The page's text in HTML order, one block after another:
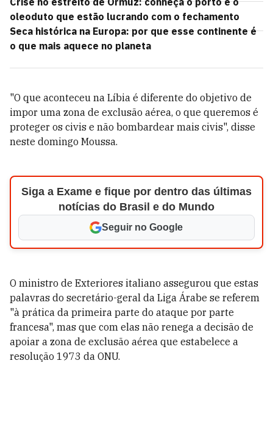
oleoduto que estão lucrando com o fechamento
Seca histórica na Europa: por que esse continente é
o que mais aquece no planeta
"O que aconteceu na Líbia é diferente do objetivo de
impor uma zona de exclusão aérea, o que queremos é
proteger os civis e não bombardear mais civis", disse
neste domingo Moussa.
Siga a Exame e fique por dentro das últimas
notícias do Brasil e do Mundo
Seguir no Google
O ministro de Exteriores italiano assegurou que estas
palavras do secretário-geral da Liga Árabe se referem
"à prática da primeira parte do ataque por parte
francesa", mas que com elas não renega a decisão de
apoiar a zona de exclusão aérea que estabelece a
resolução 1973 da ONU.